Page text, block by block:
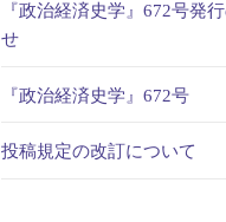
『政治経済史学』672号発
せ
『政治経済史学』672号
投稿規定の改訂について